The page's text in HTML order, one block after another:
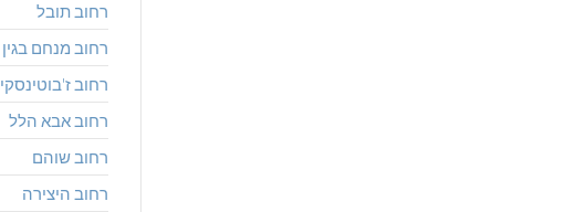
רחוב תובל
רחוב מנחם בגין
רחוב ז'בוטינסקי
רחוב אבא הלל
רחוב שוהם
רחוב היצירה